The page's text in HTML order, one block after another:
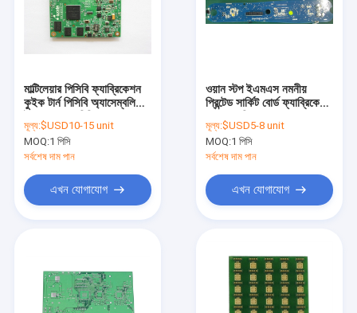
মাল্টিলেয়ার পিসিবি ফ্যাব্রিকেশন
কুইক টার্ন পিসিবি অ্যাসেম্বলি
প্রতিবন্ধকতা
মূল্য:$USD10-15 unit
MOQ:1 পিসি
সর্বশেষ দাম পান
এখন যোগাযোগ
ওয়ান স্টপ ইএমএস নমনীয়
প্রিন্টেড সার্কিট বোর্ড ফ্যাব্রিকেশন
মূল্য:$USD5-8 unit
MOQ:1 পিসি
সর্বশেষ দাম পান
এখন যোগাযোগ